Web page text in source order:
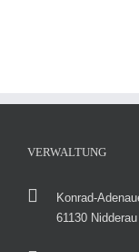
VERWALTUNG
Konrad-
61130 Nidderau